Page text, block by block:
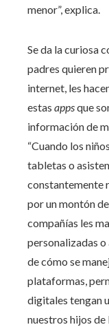
menor”, explica.
Se da la curiosa
padres quieren
internet, les
estas appsque
información de
“Cuando los
tabletas o
constantemente
por un montón
compañías les
personalizadas o
de cómo se
plataformas,
digitales tengan
nuestros hijos